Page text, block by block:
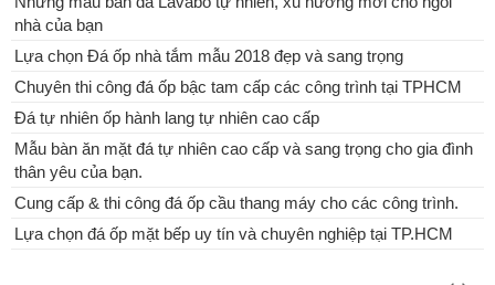
nhà của bạn
Lựa chọn Đá ốp nhà tắm mẫu 2018 đẹp và sang trọng
Chuyên thi công đá ốp bậc tam cấp các công trình tại TPHCM
Đá tự nhiên ốp hành lang tự nhiên cao cấp
Mẫu bàn ăn mặt đá tự nhiên cao cấp và sang trọng cho gia đình
thân yêu của bạn.
Cung cấp & thi công đá ốp cầu thang máy cho các công trình.
Lựa chọn đá ốp mặt bếp uy tín và chuyên nghiệp tại TP.HCM